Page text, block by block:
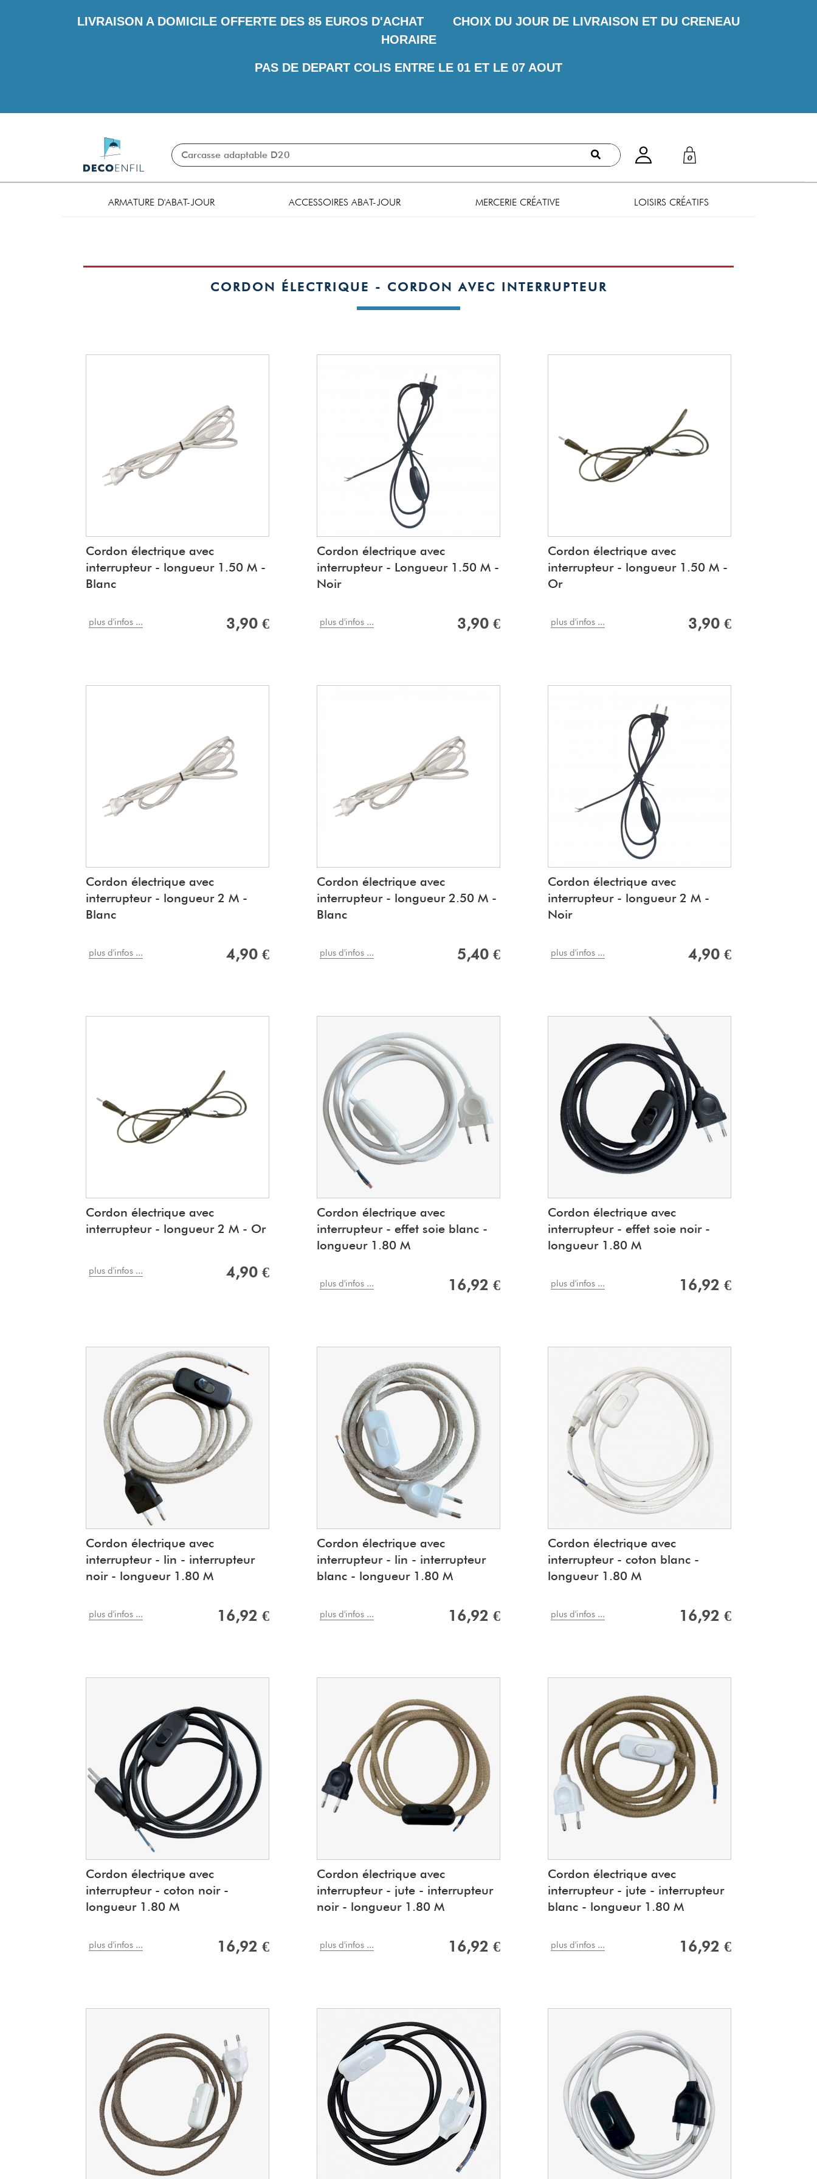
LIVRAISON A DOMICILE OFFERTE DES 85 EUROS D'ACHAT CHOIX DU JOUR DE LIVRAISON ET DU CRENEAU
HORAIRE
PAS DE DEPART COLIS ENTRE LE 01 ET LE 07 AOUT
0
ARMATURE D'ABAT-JOUR ACCESSOIRES ABAT-JOUR MERCERIE CRÉATIVE LOISIRS CRÉATIFS
CORDON ÉLECTRIQUE - CORDON AVEC INTERRUPTEUR
Cordon électrique avec
interrupteur - longueur 1.50 M -
Blanc
plus d'infos ... 3,90 €
Cordon électrique avec
interrupteur - Longueur 1.50 M -
Noir
plus d'infos ... 3,90 €
Cordon électrique avec
interrupteur - longueur 1.50 M -
Or
plus d'infos ... 3,90 €
Cordon électrique avec
interrupteur - longueur 2 M -
Blanc
plus d'infos ... 4,90 €
Cordon électrique avec
interrupteur - longueur 2.50 M -
Blanc
plus d'infos ... 5,40 €
Cordon électrique avec
interrupteur - longueur 2 M -
Noir
plus d'infos ... 4,90 €
Cordon électrique avec
interrupteur - longueur 2 M - Or
plus d'infos ... 4,90 €
Cordon électrique avec
interrupteur - effet soie blanc -
longueur 1.80 M
plus d'infos ... 16,92 €
Cordon électrique avec
interrupteur - effet soie noir -
longueur 1.80 M
plus d'infos ... 16,92 €
Cordon électrique avec
interrupteur - lin - interrupteur
noir - longueur 1.80 M
plus d'infos ... 16,92 €
Cordon électrique avec
interrupteur - lin - interrupteur
blanc - longueur 1.80 M
plus d'infos ... 16,92 €
Cordon électrique avec
interrupteur - coton blanc -
longueur 1.80 M
plus d'infos ... 16,92 €
Cordon électrique avec
interrupteur - coton noir -
longueur 1.80 M
plus d'infos ... 16,92 €
Cordon électrique avec
interrupteur - jute - interrupteur
noir - longueur 1.80 M
plus d'infos ... 16,92 €
Cordon électrique avec
interrupteur - jute - interrupteur
blanc - longueur 1.80 M
plus d'infos ... 16,92 €